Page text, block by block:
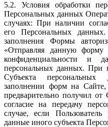
5.2. Условия обработки
Персональных данных
случаях: При наличии
его Персональных данных.
заполнения Формы
«Отправляя данную форму
конфиденциальности и
персональных данных. При
Субъекта
заполнении форм на Сайте,
предварительно получил
согласие на передачу
случае, если
данные иного субъекта